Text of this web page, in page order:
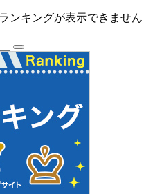
ンキングが表示できません